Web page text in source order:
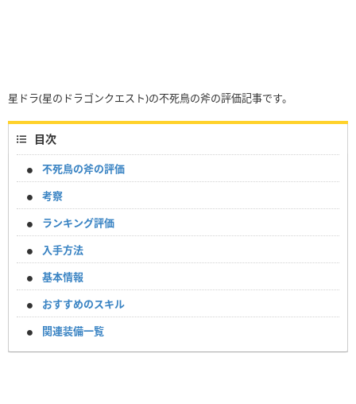
星ドラ(星のドラゴンクエスト)の不死鳥の斧の評価記事です。
目次
不死鳥の斧の評価
考察
ランキング評価
入手方法
基本情報
おすすめのスキル
関連装備一覧